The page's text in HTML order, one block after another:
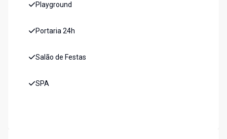
Playground
Portaria 24h
Salão de Festas
SPA